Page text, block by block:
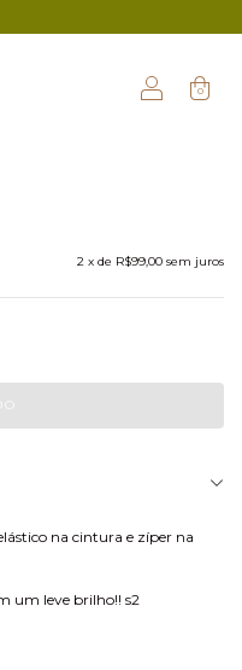
0
2 x de R$99,00 sem juros
na cintura e zíper na
um leve brilho!! s2